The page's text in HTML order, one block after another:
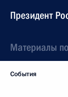
Президент
Материалы
События